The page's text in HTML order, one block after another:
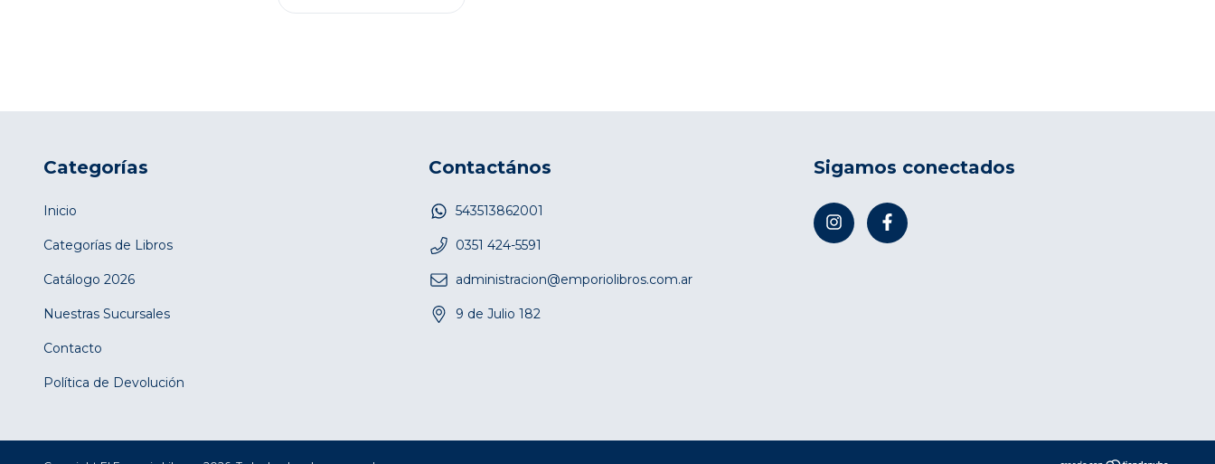
Categorías
Inicio
Categorías de Libros
Catálogo 2026
Nuestras Sucursales
Contacto
Política de Devolución
Contactános
543513862001
0351 424-5591
administracion@emporiolibros.com.ar
9 de Julio 182
Sigamos conectados